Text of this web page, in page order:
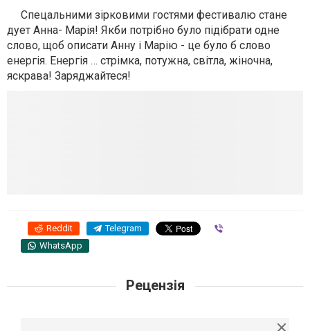
Спецальними зірковими гостями фестивалю стане
дует Анна- Марія! Якби потрібно було підібрати одне
слово, щоб описати Анну і Марію - це було б слово
енергія. Енергія … стрімка, потужна, світла, жіночна,
яскрава! Заряджайтеся!
Reddit Telegram
WhatsApp
Рецензія